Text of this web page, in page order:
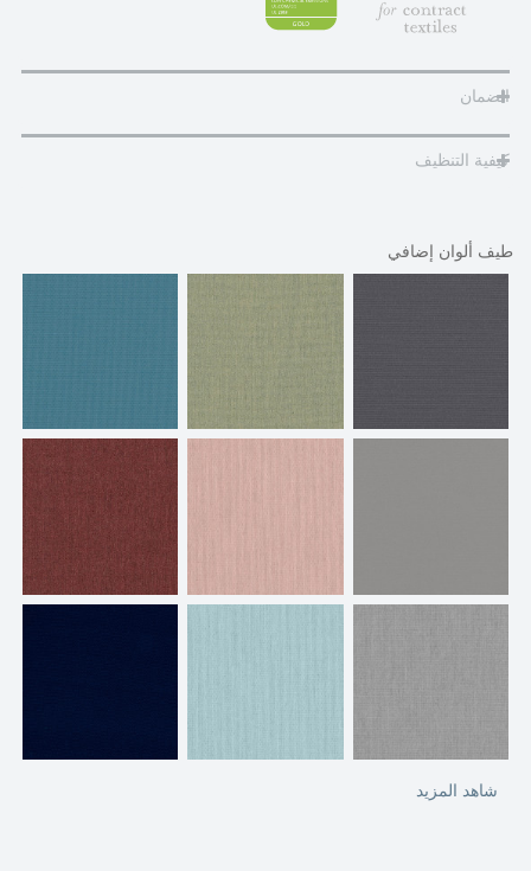
الضمان
كيفية التنظيف
طيف ألوان إضافي
شاهد المزيد